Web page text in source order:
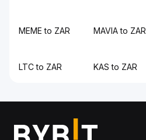
MEME to ZAR MAVIA to ZAR
LTC to ZAR KAS to ZAR